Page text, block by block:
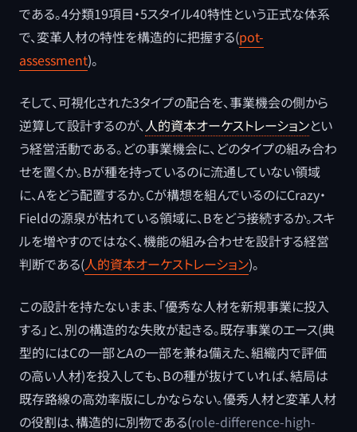
である。4分類19項目・5スタイル40特性という正式な体系
で、変革人材の特性を構造的に把握する(pot-
assessment)。
そして、可視化された3タイプの配合を、事業機会の側から
逆算して設計するのが、人的資本オーケストレーションとい
う経営活動である。どの事業機会に、どのタイプの組み合わ
せを置くか。Bが種を持っているのに流通していない領域
に、Aをどう配置するか。Cが構想を組んでいるのにCrazy・
Fieldの源泉が枯れている領域に、Bをどう接続するか。スキ
ルを増やすのではなく、機能の組み合わせを設計する経営
判断である(人的資本オーケストレーション)。
この設計を持たないまま、「優秀な人材を新規事業に投入
する」と、別の構造的な失敗が起きる。既存事業のエース(典
型的にはCの一部とAの一部を兼ね備えた、組織内で評価
の高い人材)を投入しても、Bの種が抜けていれば、結局は
既存路線の高効率版にしかならない。優秀人材と変革人材
の役割は、構造的に別物である(role-difference-high-